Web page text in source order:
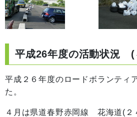
平成26年度の活動状況
平成２６年度のロードボランティ
た。
４月は県道春野赤岡線 花海道(